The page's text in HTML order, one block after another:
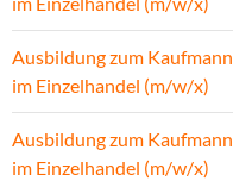
Ausbildung zum Kaufmann
im Einzelhandel (m/w/x)
Ausbildung zum Kaufmann
im Einzelhandel (m/w/x)